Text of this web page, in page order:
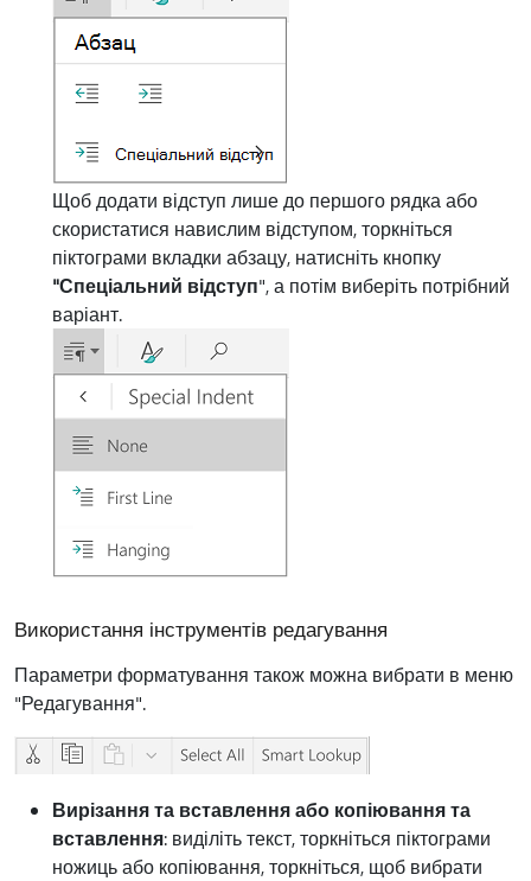
Щоб додати відступ лише до першого рядка або
скористатися навислим відступом, торкніться
піктограми вкладки абзацу, натисніть кнопку
"Спеціальний відступ", а потім виберіть потрібний
варіант.
Використання інструментів редагування
Параметри форматування також можна вибрати в меню
"Редагування".
Вирізання та вставлення або копіювання та
вставлення: виділіть текст, торкніться піктограми
ножиць або копіювання, торкніться, щоб вибрати